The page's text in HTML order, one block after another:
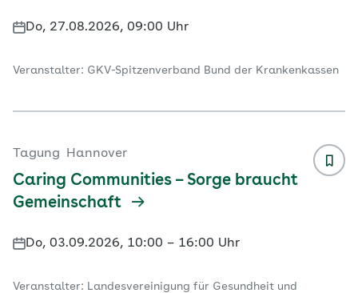
Do, 27.08.2026, 09:00 Uhr
Veranstalter: GKV-Spitzenverband Bund der Krankenkassen
Tagung Hannover
Caring Communities – Sorge braucht
Gemeinschaft
Do, 03.09.2026, 10:00 – 16:00 Uhr
Veranstalter: Landesvereinigung für Gesundheit und